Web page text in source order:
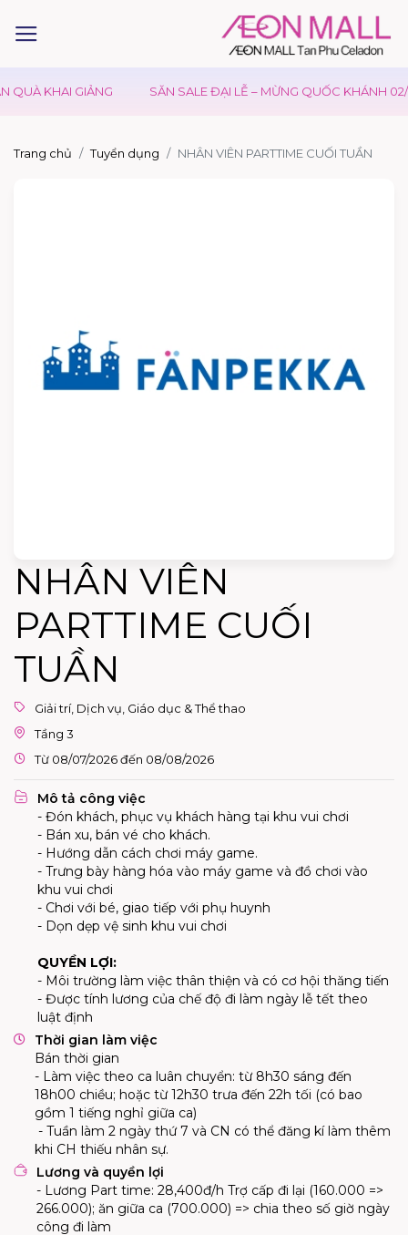
KHAI GIẢNG SĂN SALE ĐẠI LỄ – MỪNG QUỐC KHÁNH 02/
Trang chủ Tuyển dụng NHÂN VIÊN PARTTIME CUỐI TUẦN
NHÂN VIÊN
PARTTIME CUỐI
TUẦN
Giải trí, Dịch vụ, Giáo dục & Thể thao
Tầng 3
Từ 08/07/2026 đến 08/08/2026
Mô tả công việc
- Đón khách, phục vụ khách hàng tại khu vui chơi
- Bán xu, bán vé cho khách.
- Hướng dẫn cách chơi máy game.
- Trưng bày hàng hóa vào máy game và đồ chơi vào
khu vui chơi
- Chơi với bé, giao tiếp với phụ huynh
- Dọn dẹp vệ sinh khu vui chơi
QUYỀN LỢI:
- Môi trường làm việc thân thiện và có cơ hội thăng tiến
- Được tính lương của chế độ đi làm ngày lễ tết theo
luật định
Thời gian làm việc
Bán thời gian
- Làm việc theo ca luân chuyển: từ 8h30 sáng đến
18h00 chiều; hoặc từ 12h30 trưa đến 22h tối (có bao
gồm 1 tiếng nghỉ giữa ca)
khi CH thiếu nhân sự.
Lương và quyền lợi
- Lương Part time: 28,400đ/h Trợ cấp đi lại (160.000 =>
266.000); ăn giữa ca (700.000) => chia theo số giờ ngày
công đi làm